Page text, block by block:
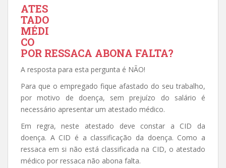
ATES
TADO
MÉDI
CO
POR RESSACA ABONA FALTA?
A resposta para esta pergunta é NÃO!
Para que o empregado fique afastado do seu trabalho,
por motivo de doença, sem prejuízo do salário é
necessário apresentar um atestado médico.
Em regra, neste atestado deve constar a CID da
doença. A CID é a classificação da doença. Como a
ressaca em si não está classificada na CID, o atestado
médico por ressaca não abona falta.